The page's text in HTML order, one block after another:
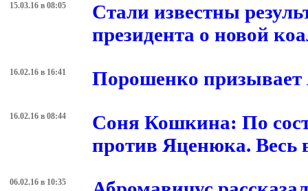
15.03.16 в 08:05
Стали известны
президента о новой
16.02.16 в 16:41 Порошенко
16.02.16 в 08:44
Соня Кошкина: По
против Яценюка. Весь
06.02.16 в 10:35